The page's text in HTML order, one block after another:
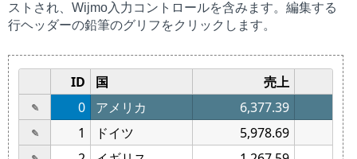
ストされ、Wijmo入力コントロールを含みます。編集する
行ヘッダーの鉛筆のグリフをクリックします。